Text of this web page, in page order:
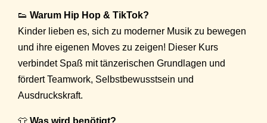
👟 Warum Hip Hop & TikTok?
Kinder lieben es, sich zu moderner Musik zu bewegen
und ihre eigenen Moves zu zeigen! Dieser Kurs
verbindet Spaß mit tänzerischen Grundlagen und
fördert Teamwork, Selbstbewusstsein und
Ausdruckskraft.